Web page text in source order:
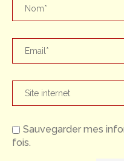
Sauvegarder mes
fois.